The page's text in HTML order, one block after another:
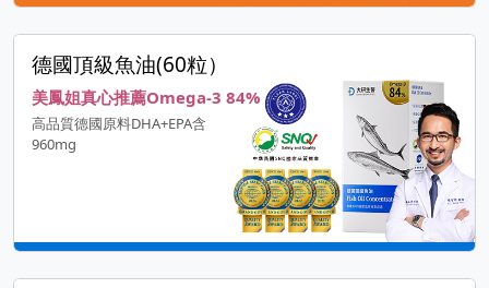
德國頂級魚油(60粒）
美鳳姐真心推薦Omega-3 84%
高品質德國原料DHA+EPA含
960mg